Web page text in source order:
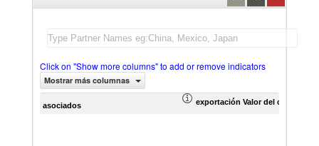
Click on "Show more columns" to add or remove indicators
Mostrar más columnas
asociados exportación Valor del comercio